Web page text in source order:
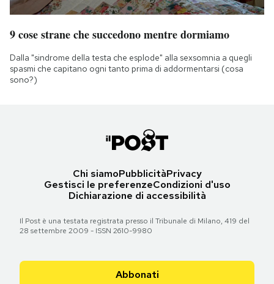
9 cose strane che succedono mentre dormiamo
Dalla "sindrome della testa che esplode" alla sexsomnia a quegli
spasmi che capitano ogni tanto prima di addormentarsi (cosa
sono?)
Chi siamoPubblicitàPrivacy
Gestisci le preferenzeCondizioni d'uso
Dichiarazione di accessibilità
Il Post è una testata registrata presso il Tribunale di Milano, 419 del
28 settembre 2009 - ISSN 2610-9980
Abbonati